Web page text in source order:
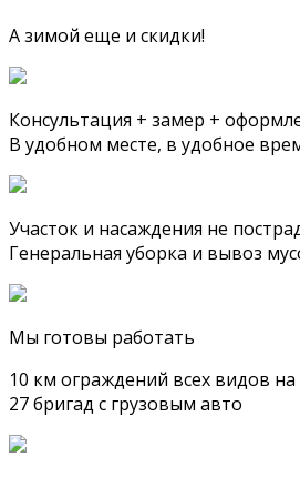
А зимой еще и скидки!
Консультация + замер +
В удобном месте, в удобное
Участок и насаждения не
Генеральная уборка и вывоз
Мы готовы работать
10 км ограждений всех видов на
27 бригад с грузовым авто